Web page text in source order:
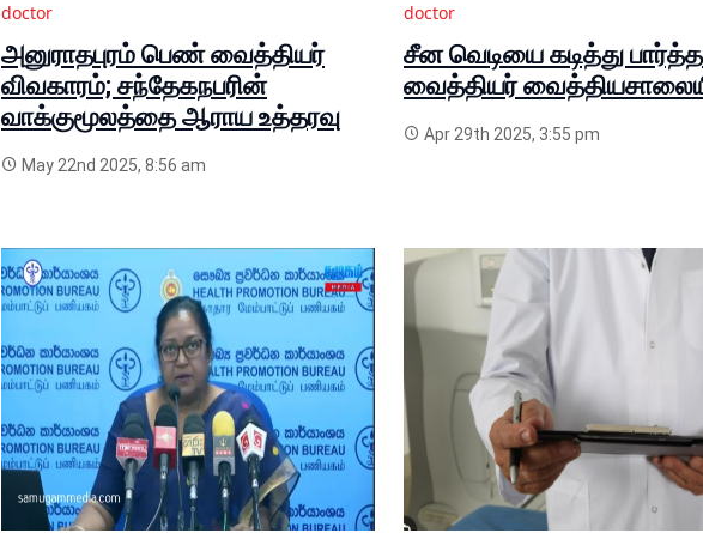
doctor
அனுராதபுரம் பெண் வைத்தியர்
விவகாரம்; சந்தேகநபரின்
வாக்குமூலத்தை ஆராய உத்தரவு
May 22nd 2025, 8:56 am
doctor
சீன வெடியை கடித்து
வைத்தியர்
Apr 29th 2025, 3:55 pm